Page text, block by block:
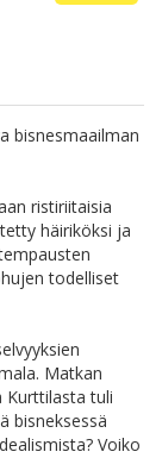
bisnesmaailman
ristiriitaisia
häiriköksi ja
todelliset
Matkan
Kurttilasta tuli
bisneksessä
Voiko